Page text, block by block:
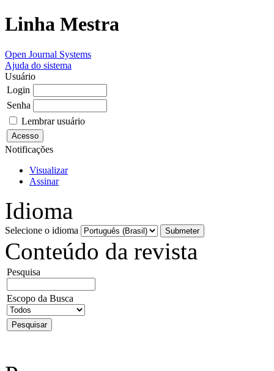
Linha Mestra
Open Journal Systems
Ajuda do sistema
Usuário
Login
Senha
Lembrar usuário
Notificações
Visualizar
Assinar
Idioma
Selecione o idioma
Conteúdo da revista
Pesquisa
Escopo da Busca